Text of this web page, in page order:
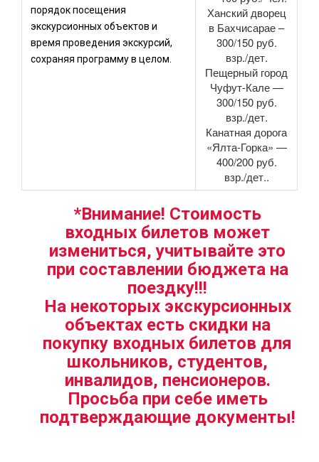
порядок посещения
экскурсионных объектов и
время проведения экскурсий,
сохраняя программу в целом.
Ханский дворец
в Бахчисарае –
300/150 руб.
взр./дет.
Пещерный город
Чуфут-Кале —
300/150 руб.
взр./дет.
Канатная дорога
«Ялта-Горка» —
400/200 руб.
взр./дет..
*Внимание! Стоимость
входных билетов может
измениться, учитывайте это
при составлении бюджета на
поездку!!!
На некоторых экскурсионных
объектах есть скидки на
покупку входных билетов для
школьников, студентов,
инвалидов, пенсионеров.
Просьба при себе иметь
подтверждающие документы!